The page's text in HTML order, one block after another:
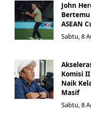
John
ASEAN
Sabtu, 8
Komisi
Naik
Masif
Sabtu, 8